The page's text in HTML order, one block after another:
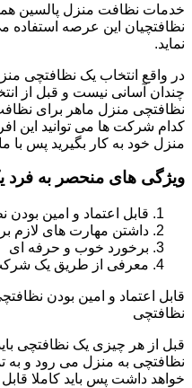
خدمات نظافت منزل پالسین
نظافتچیان این عرصه
نماید.
در واقع انتخاب یک نظافتچی
چندان آسانی نیست و قبل از
نظافتچی منزل ماهر برای
کدام شرکت ها می توانید این
منزل خود به کار بگیرید پس با
ویژگی های منحصر به فرد
قابل اعتماد و امین بودن
داشتن مهارت های لازم
برخورد خوب و حرفه ای
معرفی از طریق یک
قابل اعتماد و امین بودن
نظافتچی
قبل از هر چیزی یک نظافتچی
نظافتچی به منزل می رود و
خواهد داشت پس باید کاملا قابل